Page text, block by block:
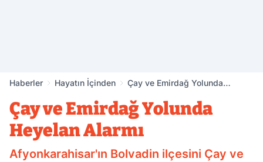
Haberler Hayatın İçinden
Çay ve Emirdağ Yolunda
Çay ve Emirdağ Yolunda
Heyelan Alarmı
Afyonkarahisar'ın Bolvadin ilçesini Çay ve